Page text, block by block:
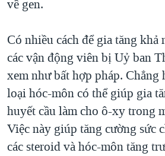
về gen.
Có nhiều cách để gia tăng khả
các vận động viên bị Uỷ ban
xem như bất hợp pháp. Chẳng
loại hóc-môn có thể giúp gia
huyết cầu làm cho ô-xy trong
Việc này giúp tăng cường sức
các steroid và hóc-môn tăng